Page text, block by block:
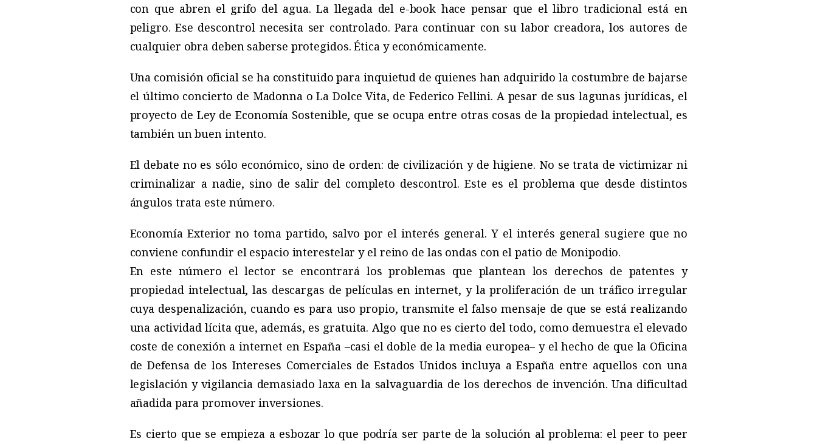
con que abren el grifo del agua. La llegada del e-book hace pensar que el libro tradicional está en
peligro. Ese descontrol necesita ser controlado. Para continuar con su labor creadora, los autores de
cualquier obra deben saberse protegidos. Ética y económicamente.
Una comisión oficial se ha constituido para inquietud de quienes han adquirido la costumbre de bajarse
el último concierto de Madonna o La Dolce Vita, de Federico Fellini. A pesar de sus lagunas jurídicas, el
proyecto de Ley de Economía Sostenible, que se ocupa entre otras cosas de la propiedad intelectual, es
también un buen intento.
El debate no es sólo económico, sino de orden: de civilización y de higiene. No se trata de victimizar ni
criminalizar a nadie, sino de salir del completo descontrol. Este es el problema que desde distintos
ángulos trata este número.
Economía Exterior no toma partido, salvo por el interés general. Y el interés general sugiere que no
conviene confundir el espacio interestelar y el reino de las ondas con el patio de Monipodio.
En este número el lector se encontrará los problemas que plantean los derechos de patentes y
propiedad intelectual, las descargas de películas en internet, y la proliferación de un tráfico irregular
cuya despenalización, cuando es para uso propio, transmite el falso mensaje de que se está realizando
una actividad lícita que, además, es gratuita. Algo que no es cierto del todo, como demuestra el elevado
coste de conexión a internet en España –casi el doble de la media europea– y el hecho de que la Oficina
de Defensa de los Intereses Comerciales de Estados Unidos incluya a España entre aquellos con una
legislación y vigilancia demasiado laxa en la salvaguardia de los derechos de invención. Una dificultad
añadida para promover inversiones.
Es cierto que se empieza a esbozar lo que podría ser parte de la solución al problema: el peer to peer